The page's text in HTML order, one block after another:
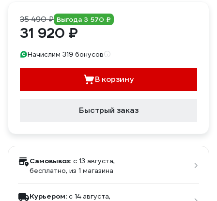
35 490 ₽ Выгода 3 570 ₽
31 920 ₽
Начислим 319 бонусов
В корзину
Быстрый заказ
Самовывоз: c 13 августа,
бесплатно, из 1 магазина
Курьером: c 14 августа,